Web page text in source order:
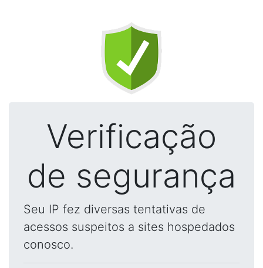
Verificação
de segurança
Seu IP fez diversas tentativas de
acessos suspeitos a sites hospedados
conosco.